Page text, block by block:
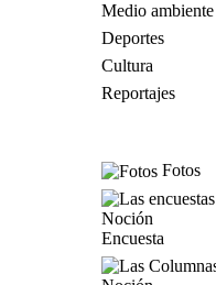
Medio ambiente
Deportes
Cultura
Reportajes
Fotos
Encuesta